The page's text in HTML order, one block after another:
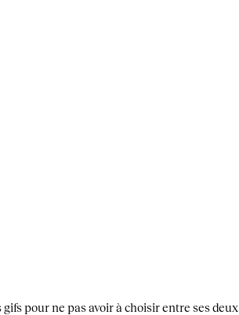
pour ne pas avoir à choisir entre ses deux